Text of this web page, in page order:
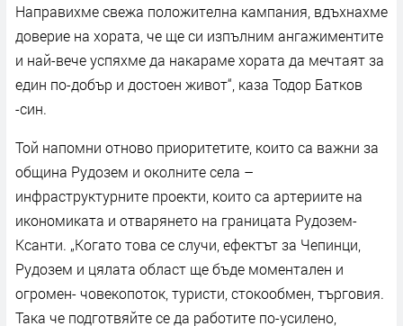
Направихме свежа положителна кампания, вдъхнахме
доверие на хората, че ще си изпълним ангажиментите
и най-вече успяхме да накараме хората да мечтаят за
един по-добър и достоен живот“, каза Тодор Батков
-син.
Той напомни отново приоритетите, които са важни за
община Рудозем и околните села –
инфраструктурните проекти, които са артериите на
икономиката и отварянето на границата Рудозем-
Ксанти. „Когато това се случи, ефектът за Чепинци,
Рудозем и цялата област ще бъде моментален и
огромен- човекопоток, туристи, стокообмен, търговия.
Така че подготвяйте се да работите по-усилено,